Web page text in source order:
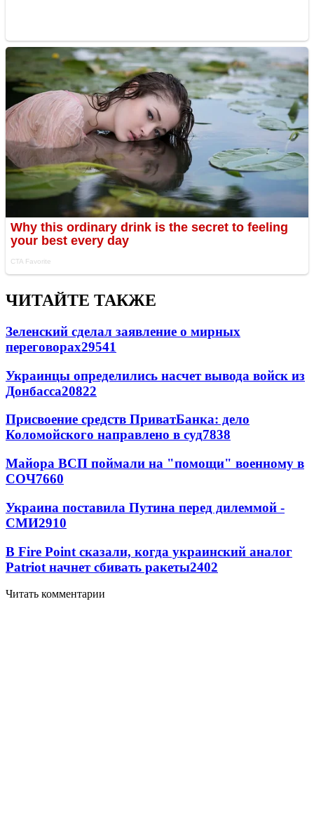
ЧИТАЙТЕ ТАКЖЕ
Зеленский сделал заявление о мирных
переговорах29541
Украинцы определились насчет вывода войск из
Донбасса20822
Присвоение средств ПриватБанка: дело
Коломойского направлено в суд7838
Майора ВСП поймали на "помощи" военному в
СОЧ7660
Украина поставила Путина перед дилеммой -
СМИ2910
В Fire Point сказали, когда украинский аналог
Patriot начнет сбивать ракеты2402
Читать комментарии